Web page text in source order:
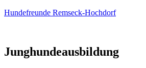
Hundefreunde Remseck-Hochdorf
Junghundeausbildung